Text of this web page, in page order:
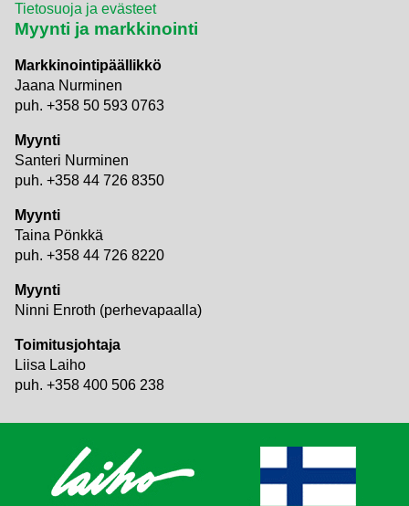
Tietosuoja ja evästeet
Myynti ja markkinointi
Markkinointipäällikkö
Jaana Nurminen
puh. +358 50 593 0763
Myynti
Santeri Nurminen
puh. +358 44 726 8350
Myynti
Taina Pönkkä
puh. +358 44 726 8220
Myynti
Ninni Enroth (perhevapaalla)
Toimitusjohtaja
Liisa Laiho
puh. +358 400 506 238